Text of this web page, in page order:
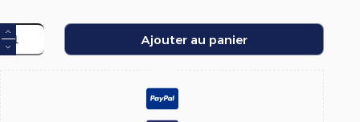
quantité
de
Bracelet
Ajouter au panier